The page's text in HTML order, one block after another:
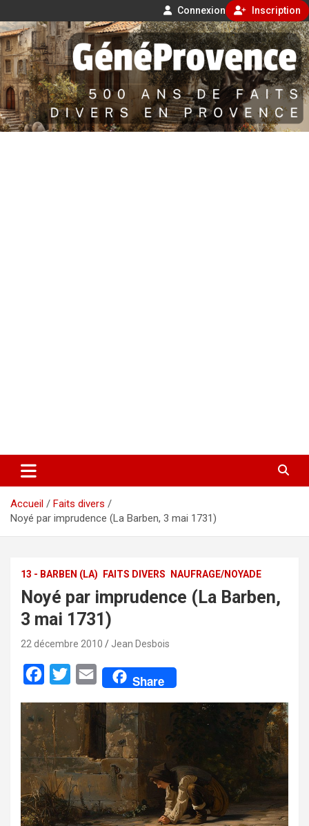
Connexion Inscription
Aller
au
contenu
GénéProvence
500 ans de faits divers en Provence
Accueil
Faits divers
Noyé par imprudence (La Barben, 3 mai 1731)
13 - BARBEN (LA) FAITS DIVERS NAUFRAGE/NOYADE
Noyé par imprudence (La Barben,
3 mai 1731)
22 décembre 2010 Jean Desbois
c
e
b
o
o
k
t
e
r
E
a
l
Share